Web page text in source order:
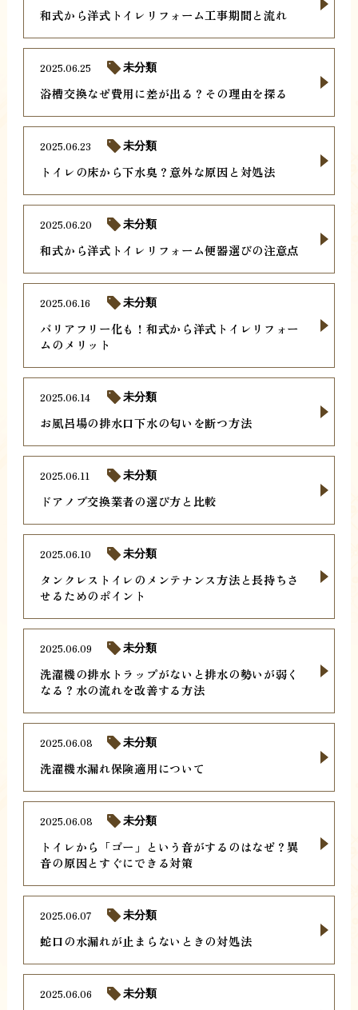
和式から洋式トイレリフォーム工事期間と流れ
浴槽交換なぜ費用に差が出る？その理由を探る
2025.06.25 未分類
トイレの床から下水臭？意外な原因と対処法
2025.06.23 未分類
和式から洋式トイレリフォーム便器選びの注意点
2025.06.20 未分類
バリアフリー化も！和式から洋式トイレリフォー
ムのメリット
2025.06.16 未分類
お風呂場の排水口下水の匂いを断つ方法
2025.06.14 未分類
ドアノブ交換業者の選び方と比較
2025.06.11 未分類
タンクレストイレのメンテナンス方法と長持ちさ
せるためのポイント
2025.06.10 未分類
洗濯機の排水トラップがないと排水の勢いが弱く
なる？水の流れを改善する方法
2025.06.09 未分類
洗濯機水漏れ保険適用について
2025.06.08 未分類
トイレから「ゴー」という音がするのはなぜ？異
音の原因とすぐにできる対策
2025.06.08 未分類
蛇口の水漏れが止まらないときの対処法
2025.06.07 未分類
2025.06.06 未分類